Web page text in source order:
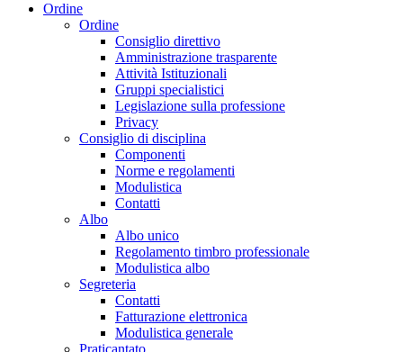
Ordine
Ordine
Consiglio direttivo
Amministrazione trasparente
Attività Istituzionali
Gruppi specialistici
Legislazione sulla professione
Privacy
Consiglio di disciplina
Componenti
Norme e regolamenti
Modulistica
Contatti
Albo
Albo unico
Regolamento timbro professionale
Modulistica albo
Segreteria
Contatti
Fatturazione elettronica
Modulistica generale